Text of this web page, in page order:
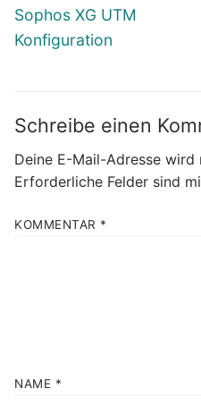
Vorheriger
Beitrag:
Sophos XG UTM
Konfiguration
Schreibe einen
Deine E-Mail-Adresse
Erforderliche Felder sind
KOMMENTAR *
NAME *